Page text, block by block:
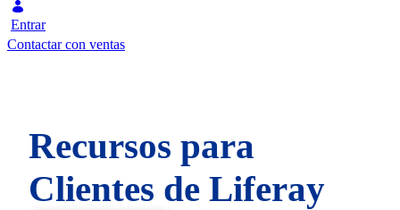
Entrar
Contactar con ventas
Recursos para
Clientes de Liferay